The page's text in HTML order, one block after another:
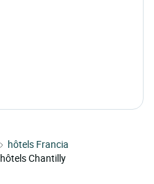
hôtels Francia
hôtels Chantilly